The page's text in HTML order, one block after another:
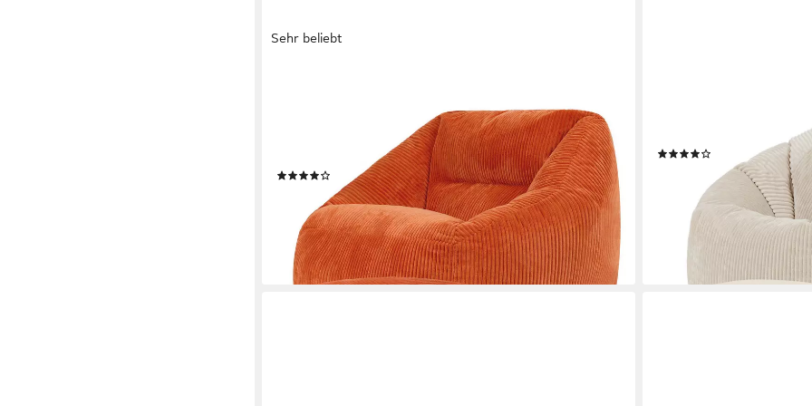
Sehr beliebt
Hocker (Spar-Set, 1 x Sitzsack-Sessel, 1 x Fußhocker),
Sitzsack XXL, Made in Germany, für Erwachsene & Kinder,
(74)
UVP199,99 €
lieferbar - in 3-4 Werktagen bei dir
+3
Germany, für
UVP129,99 €
lieferbar - in 3-4 Werktagen
+3